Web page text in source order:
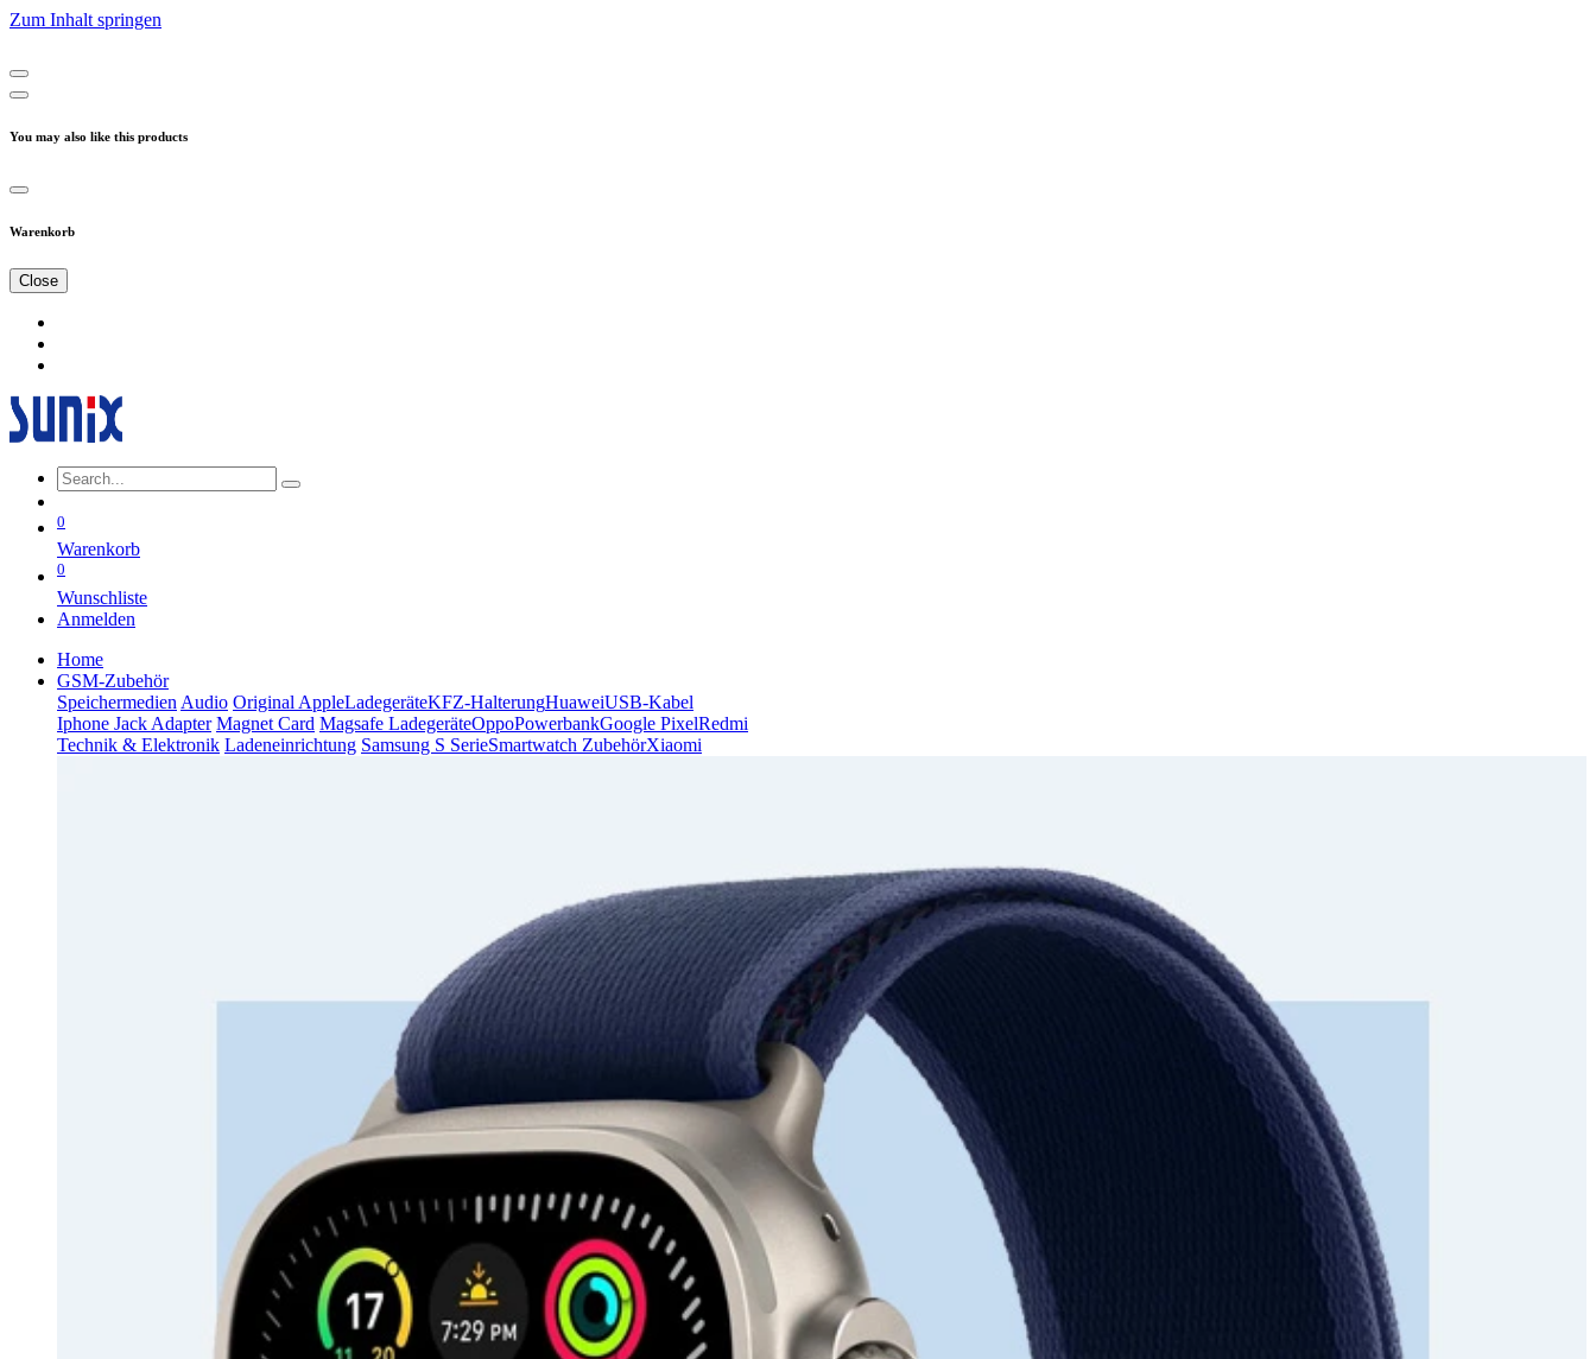
Zum Inhalt springen
You may also like this products
Warenkorb
Close
0
Warenkorb
0
Wunschliste
Anmelden
Home
GSM-Zubehör
Speichermedien Audio Original AppleLadegeräteKFZ-HalterungHuaweiUSB-Kabel
Iphone Jack Adapter Magnet Card Magsafe LadegeräteOppoPowerbankGoogle PixelRedmi
Technik & Elektronik Ladeneinrichtung Samsung S SerieSmartwatch ZubehörXiaomi